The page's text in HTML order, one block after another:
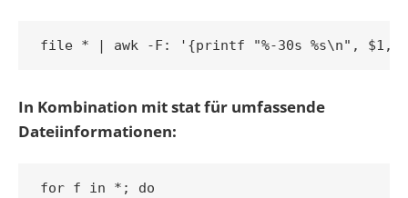
In Kombination mit stat für umfassende
Dateiinformationen:
for f in *; do